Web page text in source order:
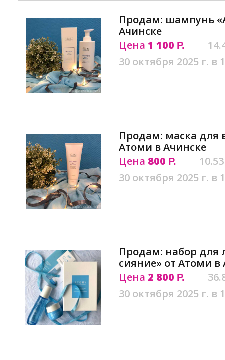
Продам: шампунь
Ачинске
Цена 1 100 Р.
30 октября 2025 г. в
Продам: маска для
Атоми в Ачинске
Цена 800 Р.
30 октября 2025 г. в
Продам: набор для
сияние» от Атоми в
Цена 2 800 Р.
30 октября 2025 г. в